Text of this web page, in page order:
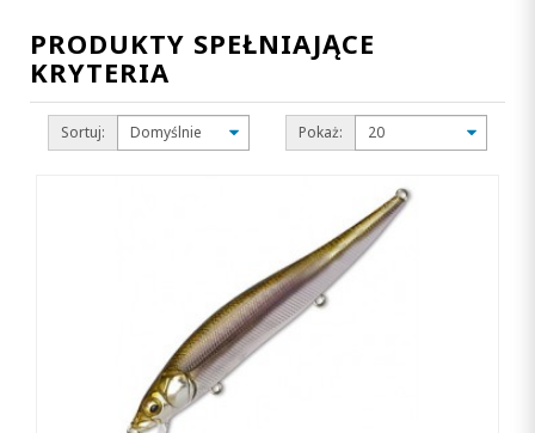
PRODUKTY SPEŁNIAJĄCE
KRYTERIA
Sortuj: Pokaż: